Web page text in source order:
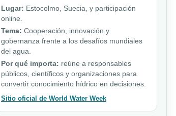
Lugar: Estocolmo, Suecia, y participación
online.
Tema: Cooperación, innovación y
gobernanza frente a los desafíos mundiales
del agua.
Por qué importa: reúne a responsables
públicos, científicos y organizaciones para
convertir conocimiento hídrico en decisiones.
Sitio oficial de World Water Week